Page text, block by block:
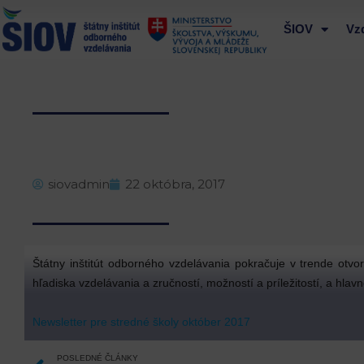
Preskočiť
na
obsah
ŠIOV
siovadmin 22 októbra, 2017
Štátny inštitút odborného vzdelávania pokračuje v trende
hľadiska vzdelávania a zručností, možností a príležitostí, a
Newsletter pre stredné školy október 2017
Prev
POSLEDNÉ ČLÁNKY